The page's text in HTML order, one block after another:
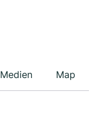
Medien Map